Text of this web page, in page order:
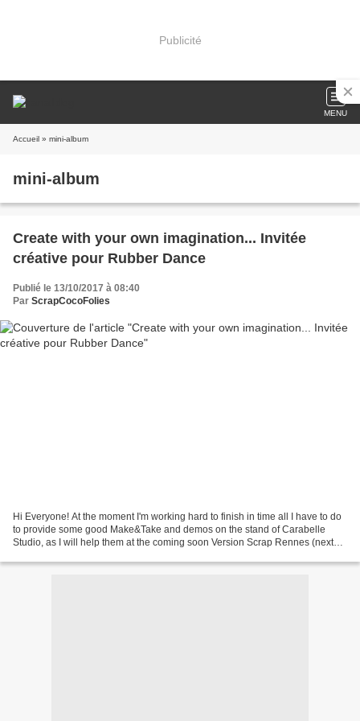
Publicité
MENU
Accueil » mini-album
mini-album
Create with your own imagination... Invitée
créative pour Rubber Dance
Publié le 13/10/2017 à 08:40
Par ScrapCocoFolies
Hi Everyone! At the moment I'm working hard to finish in time all I have to do
to provide some good Make&Take and demos on the stand of Carabelle
Studio, as I will help them at the coming soon Version Scrap Rennes (next